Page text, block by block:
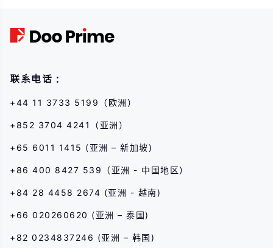
联系电话：
+44 11 3733 5199（欧洲）
+852 3704 4241（亚洲）
+65 6011 1415 (亚洲 – 新加坡)
+86 400 8427 539（亚洲 - 中国地区）
+84 28 4458 2674 (亚洲 - 越南)
+66 020260620 (亚洲 – 泰国)
+82 0234837246 (亚洲 – 韩国)